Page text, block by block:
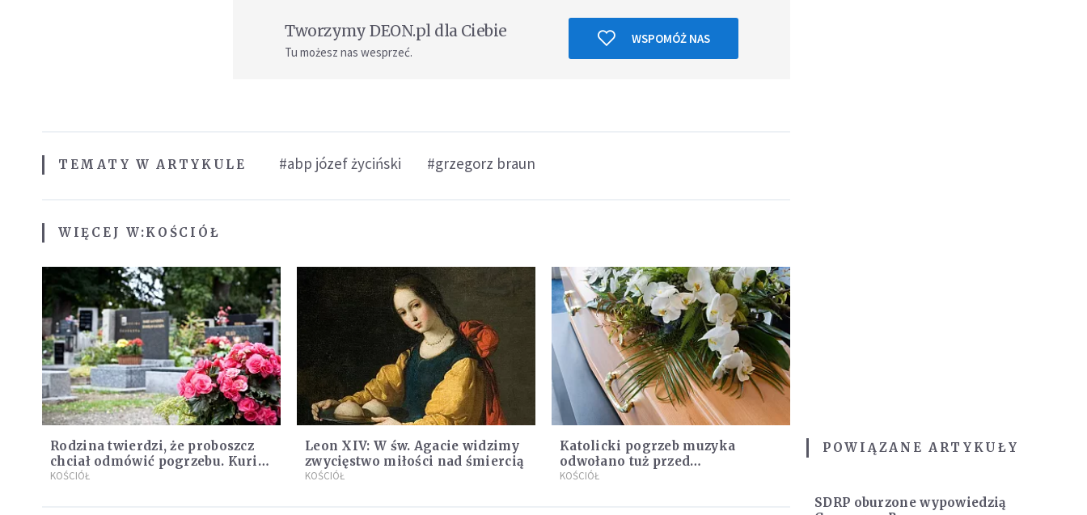
Tworzymy DEON.pl dla Ciebie
Tu możesz nas wesprzeć.
WSPOMÓŻ NAS
TEMATY W ARTYKULE #abp józef życiński #grzegorz braun
WIĘCEJ W:KOŚCIÓŁ
Rodzina twierdzi, że proboszcz
chciał odmówić pogrzebu. Kuria
zapowiada wyjaśnienia
KOŚCIÓŁ
Leon XIV: W św. Agacie widzimy
zwycięstwo miłości nad śmiercią
KOŚCIÓŁ
Katolicki pogrzeb muzyka
odwołano tuż przed
uroczystością. Powodem była
KOŚCIÓŁ
POWIĄZANE ARTYKUŁY
SDRP oburzone wypowiedzią